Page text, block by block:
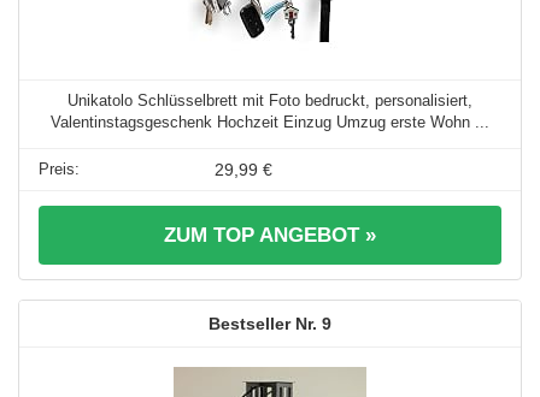
Unikatolo Schlüsselbrett mit Foto bedruckt, personalisiert,
Valentinstagsgeschenk Hochzeit Einzug Umzug erste Wohn ...
29,99 €
ZUM TOP ANGEBOT »
9